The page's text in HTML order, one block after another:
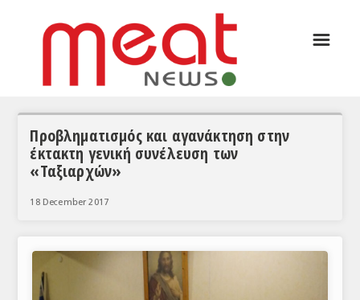
ΣΥΝΕΝΤΕΥΞΕΙΣ
ΚΟΣΜΟΣ
ΕΙΔΗΣΕΙΣ
☰
Προβληματισμός και αγανάκτηση στην
έκτακτη γενική συνέλευση των
«Ταξιαρχών»
18 December 2017